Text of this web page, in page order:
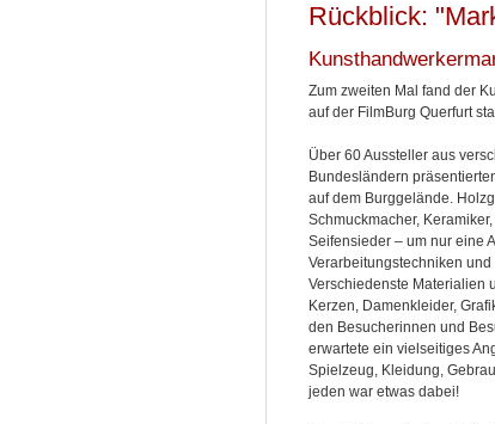
Rückblick:
Zum zweiten Mal fand der
auf der FilmBurg Querfurt
Über 60 Aussteller aus
Bundesländern
auf dem Burggelände.
Schmuckmacher,
Seifensieder – um nur eine
Verarbeitungstechniken und
Verschiedenste Materialien
Kerzen, Damenkleider,
den Besucherinnen und
erwartete ein vielseitiges
Spielzeug, Kleidung,
jeden war etwas dabei!